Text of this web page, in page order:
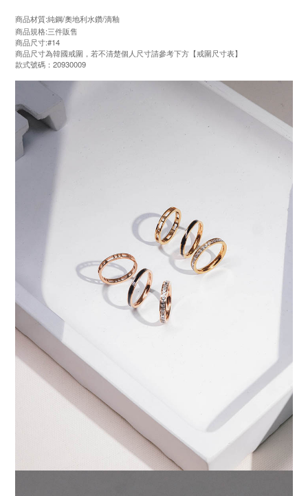
商品材質:純鋼/奧地利水鑽/滴釉
商品規格:三件販售
商品尺寸:#14
商品尺寸為韓國戒圍，若不清楚個人尺寸請參考下方【戒圍尺寸表】
款式號碼：20930009